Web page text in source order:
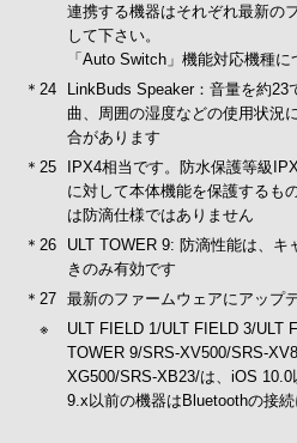
連携する機器はそれぞれ最新の
して下さい。
「Auto Switch」機能対応機種
＊24
LinkBuds Speaker：音量を約23
曲、周囲の湿度などの使用状況
合があります
＊25
IPX4相当です。防水保護等級
に対して本体機能を保護するも
は防滴仕様ではありません
＊26
ULT TOWER 9: 防滴性能は、キ
きのみ有効です
＊27
最新のファームウェアにアップ
※
ULT FIELD 1/ULT FIELD 3/ULT
TOWER 9/SRS-XV500/SRS-
XG500/SRS-XB23/は、iOS
9.x以前の機器はBluetoothの接